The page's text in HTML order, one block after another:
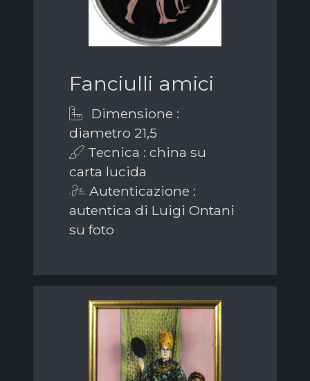
Fanciulli amici
Dimensione :
diametro 21,5
Tecnica : china su
carta lucida
Autenticazione :
autentica di Luigi Ontani
su foto